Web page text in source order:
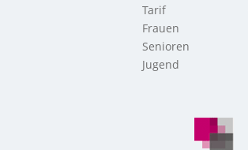
Tarif
Frauen
Senioren
Jugend